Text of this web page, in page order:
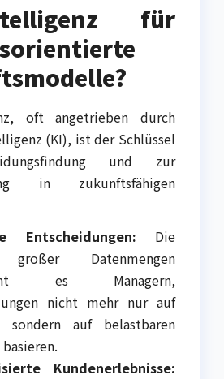
für
oft angetrieben durch
(KI), ist der Schlüssel
und zur
in zukunftsfähigen
Entscheidungen: Die
großer Datenmengen
es Managern,
nicht mehr nur auf
sondern auf belastbaren
Kundenerlebnisse: